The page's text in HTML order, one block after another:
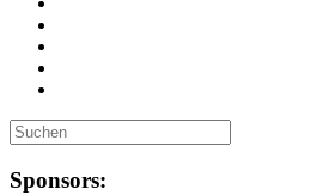
Sponsors: